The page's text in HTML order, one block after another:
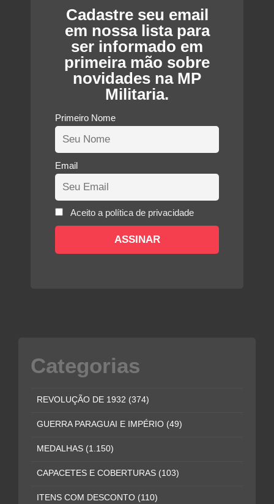
R$45,00.
Cadastre seu email
em nossa lista para
ser informado em
primeira mão sobre
novidades na MP
Militaria.
Primeiro Nome
Email
Aceito a política de privacidade
Categorias
REVOLUÇÃO DE 1932 (374)
GUERRA PARAGUAI E IMPÉRIO (49)
MEDALHAS (1.150)
CAPACETES E COBERTURAS (103)
ITENS COM DESCONTO (110)